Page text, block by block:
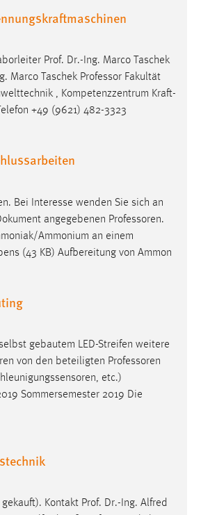
Prof. Dr.-Ing. Marco Taschek
Marco Taschek Professor Fakultät
, Kompetenzzentrum Kraft-
+49 (9621) 482-3323
Bei Interesse wenden Sie sich an
angegebenen Professoren.
Ammonium an einem
(43 KB) Aufbereitung von Ammon
gebautem LED-Streifen weitere
von den beteiligten Professoren
etc.)
Sommersemester 2019 Die
Kontakt Prof. Dr.-Ing. Alfred